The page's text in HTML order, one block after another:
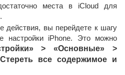
места в iCloud для
действия, вы перейдете к шагу
настройки iPhone. Это можно
> «Основные» >
все содержимое и